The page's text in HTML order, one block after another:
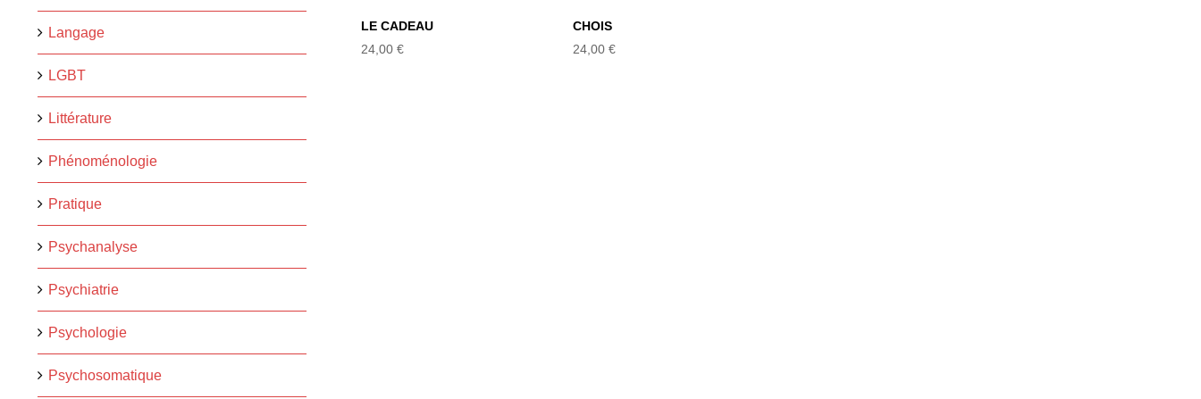
Langage
LGBT
Littérature
Phénoménologie
Pratique
Psychanalyse
Psychiatrie
Psychologie
Psychosomatique
LE CADEAU
24,00 €
CHOIS
24,00€